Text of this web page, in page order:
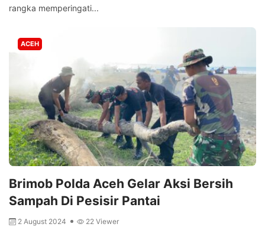
rangka memperingati...
ACEH
Brimob Polda Aceh Gelar Aksi Bersih
Sampah Di Pesisir Pantai
2 August 2024 22 Viewer